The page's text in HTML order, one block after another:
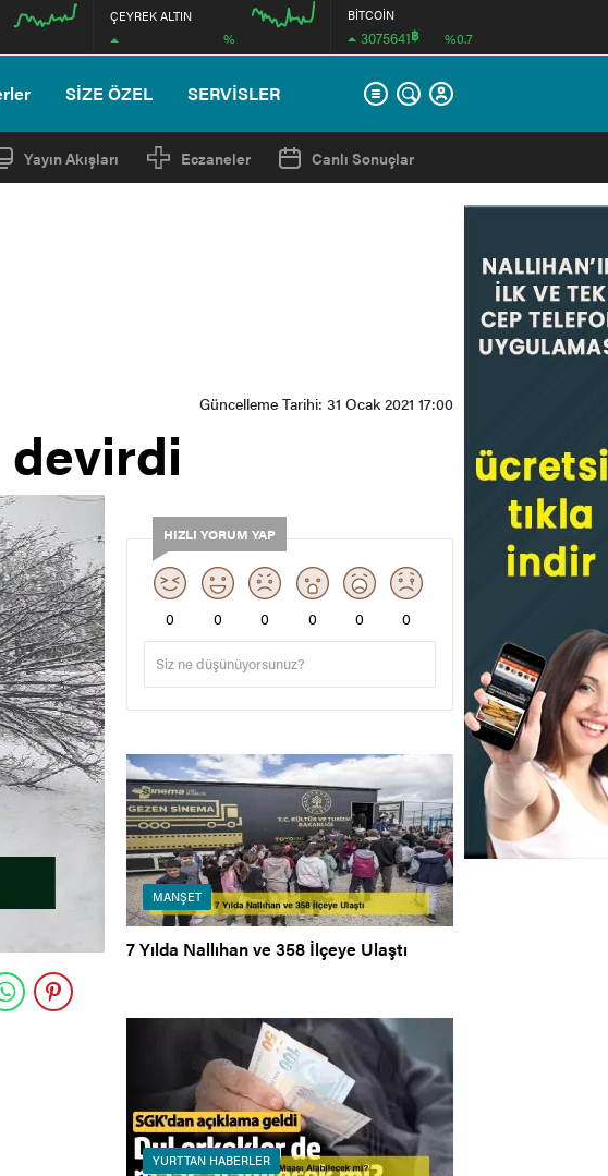
ÇEYREK ALTIN
%
BİTCOİN
3075641฿ %0.7
SİZE ÖZEL SERVİSLER
Yayın Akışları Eczaneler Canlı Sonuçlar
Güncelleme Tarihi: 31 Ocak 2021 17:00
devirdi
HIZLI YORUM YAP
0 0 0 0 0 0
MANŞET
7 Yılda Nallıhan ve 358 İlçeye Ulaştı
YURTTAN HABERLER